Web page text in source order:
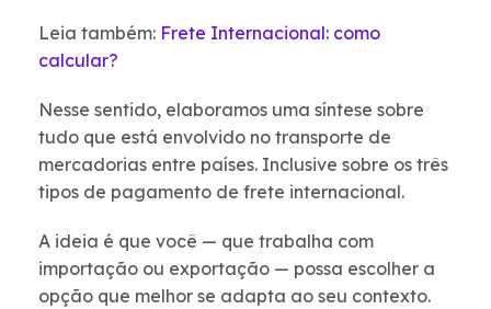
Leia também: Frete Internacional: como
calcular?
Nesse sentido, elaboramos uma síntese sobre
tudo que está envolvido no transporte de
mercadorias entre países. Inclusive sobre os três
tipos de pagamento de frete internacional.
A ideia é que você — que trabalha com
importação ou exportação — possa escolher a
opção que melhor se adapta ao seu contexto.